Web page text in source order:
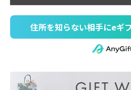
住所を知らない相手にeギ